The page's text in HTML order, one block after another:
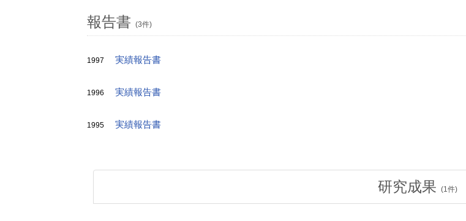
報告書 (3件)
1997 実績報告書
1996 実績報告書
1995 実績報告書
研究成果 (1件)